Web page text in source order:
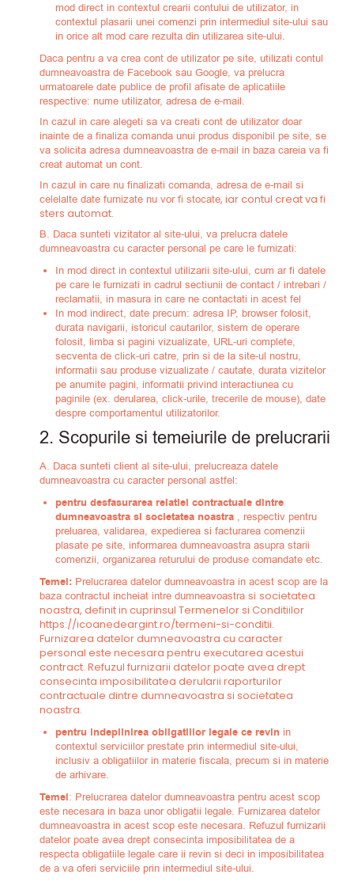
mod direct in contextul crearii contului de utilizator, in
contextul plasarii unei comenzi prin intermediul site-ului sau
in orice alt mod care rezulta din utilizarea site-ului.
Daca pentru a va crea cont de utilizator pe site, utilizati contul
dumneavoastra de Facebook sau Google, va prelucra
urmatoarele date publice de profil afisate de aplicatiile
respective: nume utilizator, adresa de e-mail.
In cazul in care alegeti sa va creati cont de utilizator doar
inainte de a finaliza comanda unui produs disponibil pe site, se
va solicita adresa dumneavoastra de e-mail in baza careia va fi
creat automat un cont.
In cazul in care nu finalizati comanda, adresa de e-mail si
celelalte date furnizate nu vor fi stocate, iar contul creat va fi
sters automat.
B. Daca sunteti vizitator al site-ului, va prelucra datele
dumneavoastra cu caracter personal pe care le furnizati:
In mod direct in contextul utilizarii site-ului, cum ar fi datele
pe care le furnizati in cadrul sectiunii de contact / intrebari /
reclamatii, in masura in care ne contactati in acest fel
In mod indirect, date precum: adresa IP, browser folosit,
durata navigarii, istoricul cautarilor, sistem de operare
folosit, limba si pagini vizualizate, URL-uri complete,
secventa de click-uri catre, prin si de la site-ul nostru,
informatii sau produse vizualizate / cautate, durata vizitelor
pe anumite pagini, informatii privind interactiunea cu
paginile (ex. derularea, click-urile, trecerile de mouse), date
despre comportamentul utilizatorilor.
2. Scopurile si temeiurile de prelucrarii
A. Daca sunteti client al site-ului, prelucreaza datele
dumneavoastra cu caracter personal astfel:
pentru desfasurarea relatiei contractuale dintre
dumneavoastra si societatea noastra , respectiv pentru
preluarea, validarea, expedierea si facturarea comenzii
plasate pe site, informarea dumneavoastra asupra starii
comenzii, organizarea returului de produse comandate etc.
Temei: Prelucrarea datelor dumneavoastra in acest scop are la
baza contractul incheiat intre dumneavoastra si societatea
noastra, definit in cuprinsul Termenelor si Conditiilor
https://icoanedeargint.ro/termeni-si-conditii.
Furnizarea datelor dumneavoastra cu caracter
personal este necesara pentru executarea acestui
contract. Refuzul furnizarii datelor poate avea drept
consecinta imposibilitatea derularii raporturilor
contractuale dintre dumneavoastra si societatea
noastra.
pentru indeplinirea obligatiilor legale ce revin in
contextul serviciilor prestate prin intermediul site-ului,
inclusiv a obligatiilor in materie fiscala, precum si in materie
de arhivare.
Temei: Prelucrarea datelor dumneavoastra pentru acest scop
este necesara in baza unor obligatii legale. Furnizarea datelor
dumneavoastra in acest scop este necesara. Refuzul furnizarii
datelor poate avea drept consecinta imposibilitatea de a
respecta obligatiile legale care ii revin si deci in imposibilitatea
de a va oferi serviciile prin intermediul site-ului.